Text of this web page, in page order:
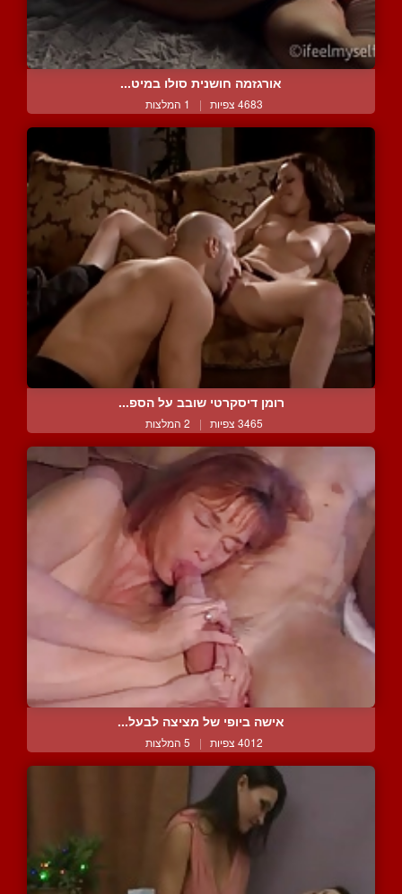
אורגזמה חושנית סולו במיט...
4683 צפיות | 1 המלצות
רומן דיסקרטי שובב על הספ...
3465 צפיות | 2 המלצות
אישה ביופי של מציצה לבעל...
4012 צפיות | 5 המלצות